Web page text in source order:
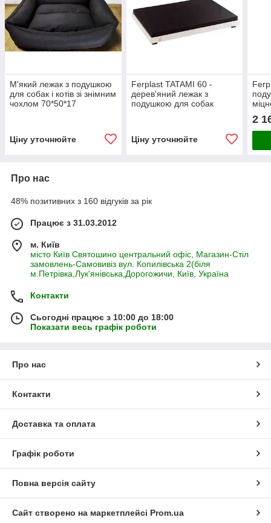
М'який лежак з подушкою
для собак і котів зі знімним
чохлом 70*50*17
Ціну уточнюйте
Ferplast TATAMI 60 -
дерев'яний лежак з
подушкою для собак
Ціну уточнюйте
2
Про нас
48% позитивних з 160 відгуків за рік
Працює з 31.03.2012
м. Київ
місто Київ Святошино центральний офіс, Магазин-Стіл
замовлень-Самовивіз вул. Копилівська 2(біля
м.Петрівка,Лук'янівська,Дорогожичи, Київ, Україна
Контакти
Сьогодні працює з 10:00 до 18:00
Показати весь графік роботи
Про нас
Контакти
Доставка та оплата
Графік роботи
Повна версія сайту
Сайт створено на маркетплейсі Prom.ua